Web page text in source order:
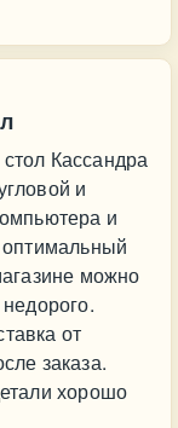
Кассандра
и
и
можно
от
заказа.
хорошо